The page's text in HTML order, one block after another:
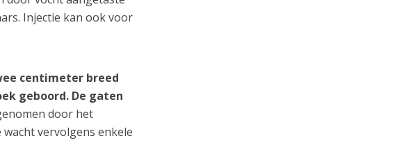
Injectie kan ook voor
centimeter breed
geboord. De gaten
door het
vervolgens enkele